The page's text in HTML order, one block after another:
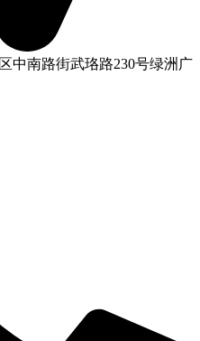
中南路街武珞路230号绿洲广